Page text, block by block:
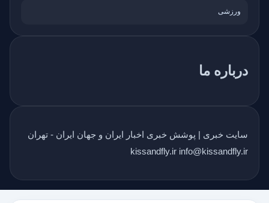
ورزشی
درباره ما
سایت خبری | پوشش خبری اخبار ایران و جهان ایران - تهران
kissandfly.ir info@kissandfly.ir